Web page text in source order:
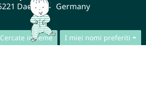
Cercate insieme I miei nomi preferiti
Dachau Germany